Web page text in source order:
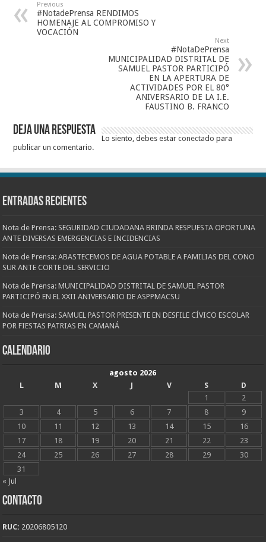
Previous
#NotadePrensa RENDIMOS
HOMENAJE AL COMPROMISO Y
VOCACIÓN
Next
#NotaDePrensa
MUNICIPALIDAD DISTRITAL DE
SAMUEL PASTOR PARTICIPÓ
EN LA APERTURA DE
ACTIVIDADES POR EL 80°
ANIVERSARIO DE LA I.E.
FAUSTINO B. FRANCO
Deja una respuesta
Lo siento, debes estarconectado para
publicar un comentario.
Entradas recientes
Nota de Prensa: SEGURIDAD CIUDADANA BRINDA RESPUESTA OPORTUNA
ANTE DIVERSAS EMERGENCIAS E INCIDENCIAS
Nota de Prensa: ABASTECEMOS DE AGUA POTABLE A FAMILIAS DEL CONO
SUR ANTE CORTE DEL SERVICIO
Nota de Prensa: MUNICIPALIDAD DISTRITAL DE SAMUEL PASTOR
PARTICIPÓ EN EL XXII ANIVERSARIO DE ASPPMACSU
Nota de Prensa: SAMUEL PASTOR PRESENTE EN DESFILE CÍVICO ESCOLAR
POR FIESTAS PATRIAS EN CAMANÁ
CALENDARIO
agosto 2026
L
M X J V S
D
1
2
3
4 5 6 7 8
9
10
11 12 13 14 15
16
17
18 19 20 21 22
23
24
25 26 27 28 29
30
31
« Jul
CONTACTO
RUC: 20206805120